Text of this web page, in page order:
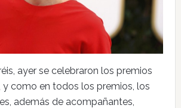
ayer se celebraron los premios
y como en todos los premios, los
además de acompañantes,